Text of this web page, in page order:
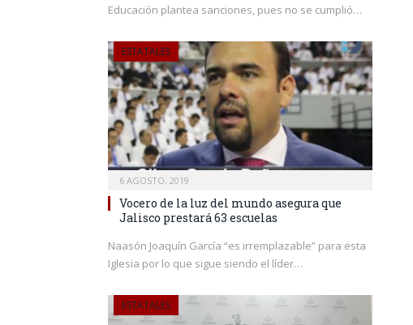
Educación plantea sanciones, pues no se cumplió…
ESTATALES
6 AGOSTO, 2019
Vocero de la luz del mundo asegura que
Jalisco prestará 63 escuelas
Naasón Joaquín García “es irremplazable” para esta
Iglesia por lo que sigue siendo el líder…
ESTATALES